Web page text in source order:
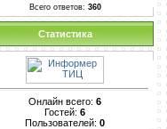
Всего ответов: 360
Статистика
Онлайн всего: 6
Гостей: 6
Пользователей: 0